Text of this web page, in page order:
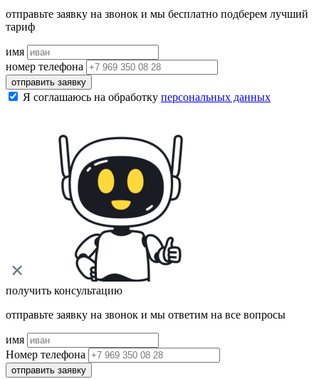
отправьте заявку на звонок и мы бесплатно подберем лучший
тариф
имя
номер телефона
отправить заявку
Я соглашаюсь на обработку персональных данных
получить консультацию
отправьте заявку на звонок и мы ответим на все вопросы
имя
Номер телефона
отправить заявку